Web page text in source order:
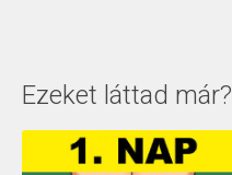
Ezeket láttad már?